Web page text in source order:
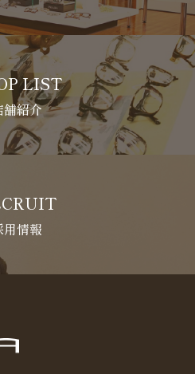
LIST
舗紹介
用情報